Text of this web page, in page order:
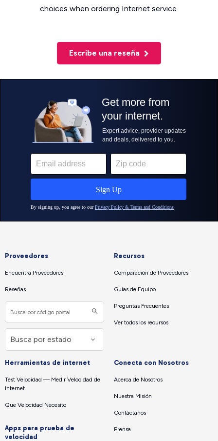
choices when ordering Internet service.
Escribe una reseña
Proveedores
Encuentra Proveedores
Reseñas
Recursos
Comparación de Proveedores
Guías de Equipo
Preguntas Frecuentes
Ver todos los recursos
Herramientas de internet
Test Velocidad — Medir Velocidad de
Internet
Que Velocidad Necesito
Apps para prueba de
velocidad
Conecta con Nosotros
Acerca de Nosotros
Nuestra Misión
Contáctanos
Prensa